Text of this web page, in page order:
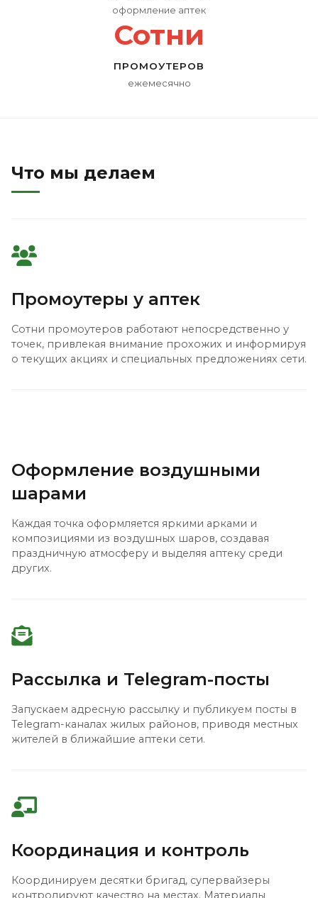
оформление аптек
Сотни
ПРОМОУТЕРОВ
ежемесячно
Что мы делаем
Промоутеры у аптек
Сотни промоутеров работают непосредственно у
точек, привлекая внимание прохожих и информируя
о текущих акциях и специальных предложениях сети.
Оформление воздушными
шарами
Каждая точка оформляется яркими арками и
композициями из воздушных шаров, создавая
праздничную атмосферу и выделяя аптеку среди
других.
Рассылка и Telegram-посты
Запускаем адресную рассылку и публикуем посты в
Telegram-каналах жилых районов, приводя местных
жителей в ближайшие аптеки сети.
Координация и контроль
Координируем десятки бригад, супервайзеры
контролируют качество на местах. Материалы